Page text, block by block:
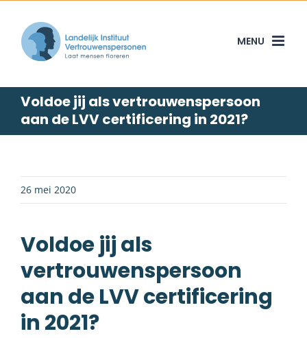
content
Voldoe jij als vertrouwenspersoon
aan de LVV certificering in 2021?
26 mei 2020
Voldoe jij als
vertrouwenspersoon
aan de LVV certificering
in 2021?